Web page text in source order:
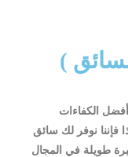
)
الكفاءات
فإننا نوفر لك سائق
طويلة في المجال